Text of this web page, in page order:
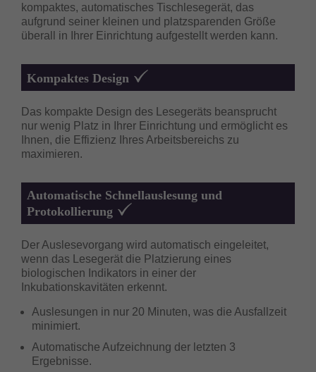
kompaktes, automatisches Tischlesegerät, das
aufgrund seiner kleinen und platzsparenden Größe
überall in Ihrer Einrichtung aufgestellt werden kann.
Kompaktes Design
Das kompakte Design des Lesegeräts beansprucht
nur wenig Platz in Ihrer Einrichtung und ermöglicht es
Ihnen, die Effizienz Ihres Arbeitsbereichs zu
maximieren.
Automatische Schnellauslesung und
Protokollierung
Der Auslesevorgang wird automatisch eingeleitet,
wenn das Lesegerät die Platzierung eines
biologischen Indikators in einer der
Inkubationskavitäten erkennt.
Auslesungen in nur 20 Minuten, was die Ausfallzeit
minimiert.
Automatische Aufzeichnung der letzten 3
Ergebnisse.